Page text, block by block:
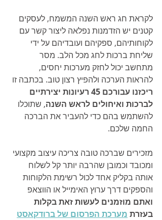
לקראת חג ראש השנה המשמח, לעסקים
קטנים יש הזדמנות נפלאה ליצור קשר עם
לקוחותיהם, ספקיהם ועובדיהם על ידי
שליחת ברכות לחג מכל הלב. מסר
מתחשב יכול לחזק מערכות יחסים,
להראות הערכה ולהפיץ רצון טוב. בכתבה זו
ריכזנו עבורכם 45 רעיונות יצירתיים
לברכות ואיחולים לראש השנה, שתוכלו
להשתמש בהם כדי להעביר את הברכה
החמה שלכם.
מזכירים שברכה טובה צריכה עיצוב מקצועי
ומכובד וכמובן שהרבה יותר קל לשלוח
אותה בקליק אחד לכול רשימת הלקוחות
והספקים דרך ערוץ האימייל או הווצאפ
ואתם מוזמנים לעשות זאת בקלות
בעזרת מערכת הפרסום של ברודקאסט